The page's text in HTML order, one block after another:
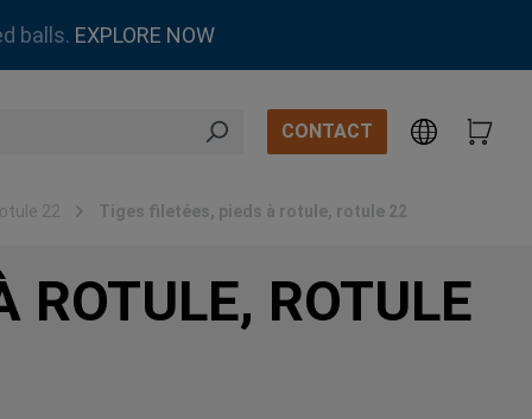
balls. EXPLORE NOW
CONTACT
22 Tiges filetées, pieds à rotule, rotule 22
ROTULE, ROTULE